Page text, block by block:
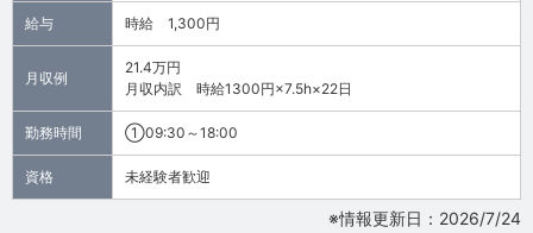
給与 時給 1,300円
月収例
21.4万円
月収内訳 時給1300円×7.5h×22日
勤務時間 ①09:30～18:00
資格 未経験者歓迎
※情報更新日：2026/7/24